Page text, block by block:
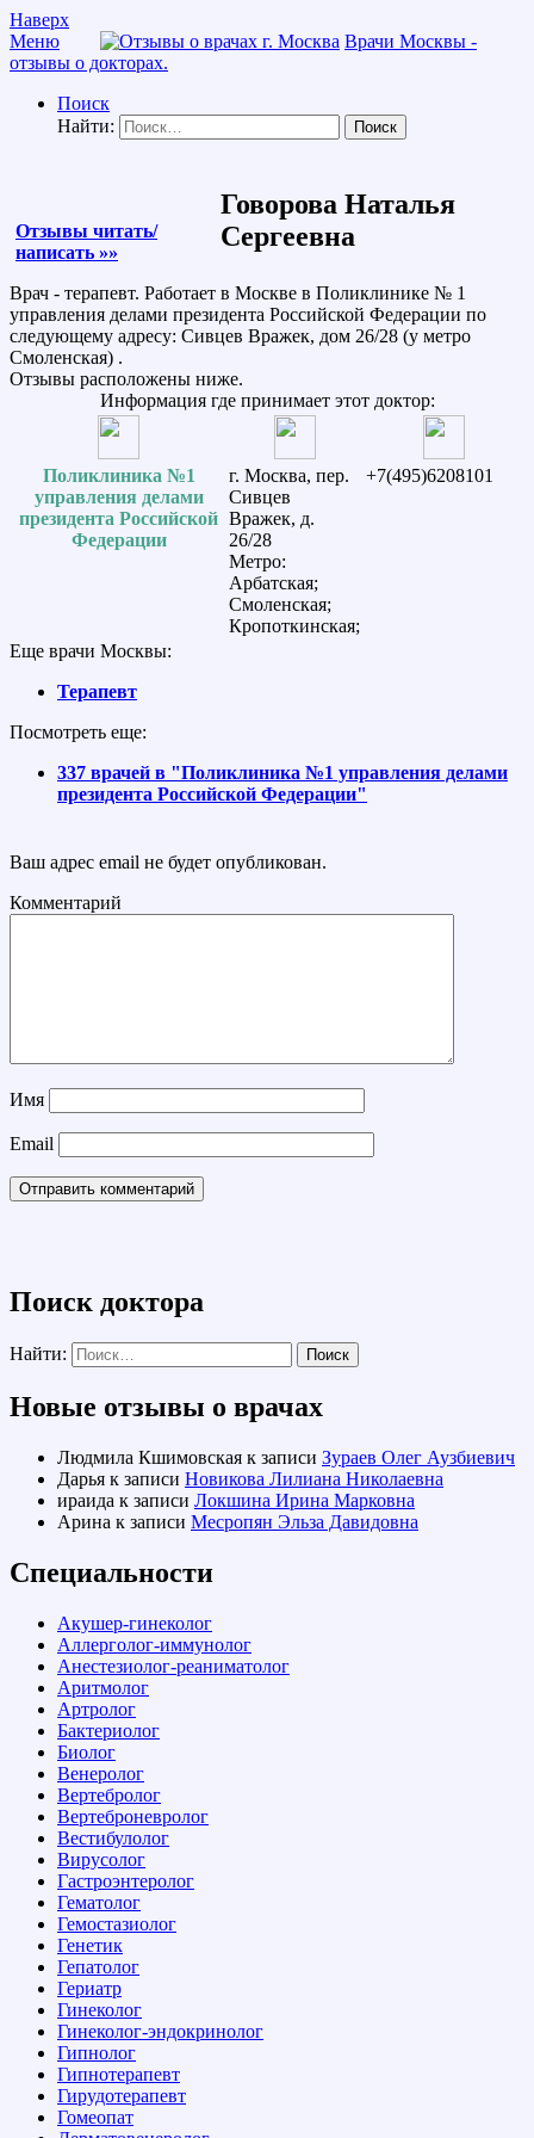
Наверх
Меню
Врачи Москвы -
отзывы о докторах.
Поиск
Найти:
Отзывы читать/
написать »»
Говорова Наталья
Сергеевна
Врач - терапевт. Работает в Москве в Поликлинике № 1
управления делами президента Российской Федерации по
следующему адресу: Сивцев Вражек, дом 26/28 (у метро
Смоленская) .
Отзывы расположены ниже.
Информация где принимает этот доктор:
Поликлиника №1
управления делами
президента Российской
Федерации
г. Москва, пер.
Сивцев
Вражек, д.
26/28
Метро:
Арбатская;
Смоленская;
Кропоткинская;
+7(495)6208101
Еще врачи Москвы:
Терапевт
Посмотреть еще:
337 врачей в "Поликлиника №1 управления делами
президента Российской Федерации"
Ваш адрес email не будет опубликован.
Комментарий
Имя
Email
Поиск доктора
Найти:
Новые отзывы о врачах
Людмила Кшимовская к записи Зураев Олег Аузбиевич
Дарья к записи Новикова Лилиана Николаевна
ираида к записи Локшина Ирина Марковна
Арина к записи Месропян Эльза Давидовна
Специальности
Акушер-гинеколог
Аллерголог-иммунолог
Анестезиолог-реаниматолог
Аритмолог
Артролог
Бактериолог
Биолог
Венеролог
Вертебролог
Вертеброневролог
Вестибулолог
Вирусолог
Гастроэнтеролог
Гематолог
Гемостазиолог
Генетик
Гепатолог
Гериатр
Гинеколог
Гинеколог-эндокринолог
Гипнолог
Гипнотерапевт
Гирудотерапевт
Гомеопат